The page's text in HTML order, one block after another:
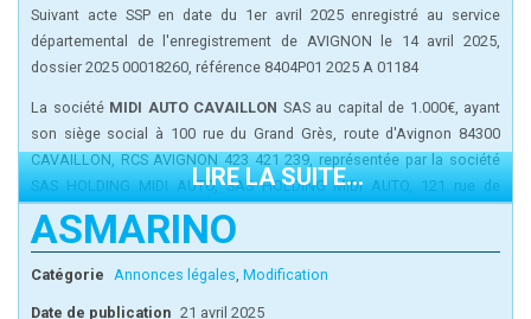
La société seraimmatriculée au RCS AVIGNON.
Suivant acte SSP en date du 1er avril 2025 enregistré au service
départemental de l'enregistrement de AVIGNON le 14 avril 2025,
dossier 2025 00018260, référence 8404P01 2025 A 01184
La société MIDI AUTO CAVAILLON SAS au capital de 1.000€, ayant
son siège social à 100 rue du Grand Grès, route d'Avignon 84300
CAVAILLON, RCS AVIGNON 423 421 239, représentée par la société
SAS HOLDING MIDI AUTO, SAS HOLDING MIDI AUTO, 121 rue de
Feytiat 87000 LIMOGES, 676 620 016 RCS LIMOGES,121 rue de Feytiat
87000 LIMOGES 676 620 016 RCS LIMOGES, elle-même représentée
par Mme Isabelle HORY, Présidente
A vendu à
LIRE LA SUITE...
ASMARINO
Catégorie Annonces légales, Modification
Date de publication 21 avril 2025